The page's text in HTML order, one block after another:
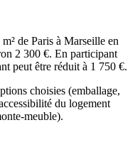
de Paris à Marseille en
2 300 €. En participant
peut être réduit à 1 750 €.
choisies (emballage,
du logement
meuble).